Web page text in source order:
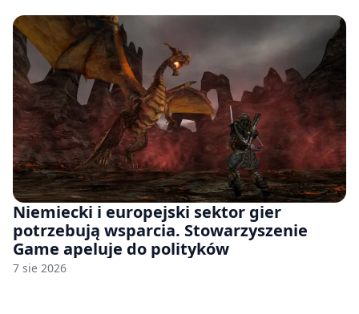
Niemiecki i europejski sektor gier
potrzebują wsparcia. Stowarzyszenie
Game apeluje do polityków
7 sie 2026